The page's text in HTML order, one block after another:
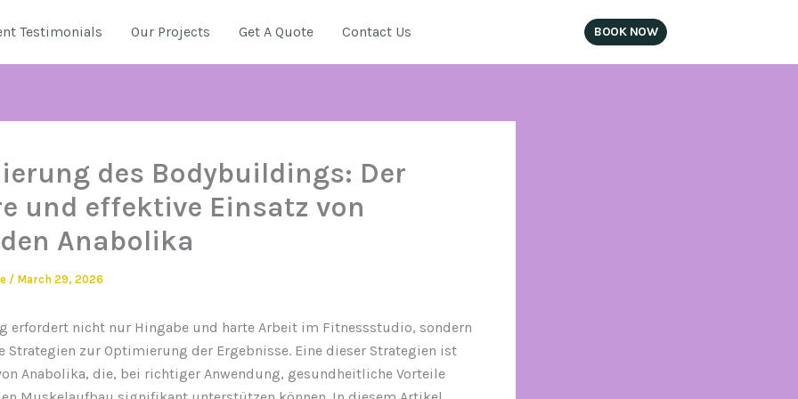
Testimonials Our Projects Get A Quote Contact Us BOOK NOW
des Bodybuildings: Der
und effektive Einsatz von
Anabolika
/ March 29, 2026
erfordert nicht nur Hingabe und harte Arbeit im Fitnessstudio, sondern
Strategien zur Optimierung der Ergebnisse. Eine dieser Strategien ist
Anabolika, die, bei richtiger Anwendung, gesundheitliche Vorteile